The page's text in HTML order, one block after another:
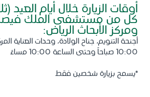
أوقات الزيارة خلال أيام العيد
كل من مستشفى الملك
ومركز الأبحاث الرياض:
أجنحة التنويم، جناح الولادة، وحدات العناية
10:00 صباحاً وحتى الساعة 10:00 مساءً
*يسمح بزيارة شخصين فقط